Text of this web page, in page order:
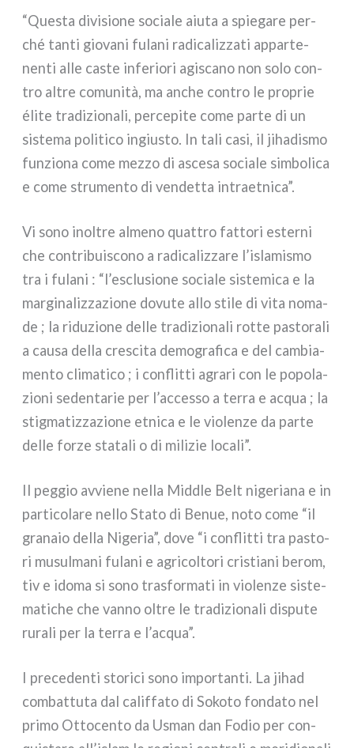
“Questa divi­sio­ne socia­le aiu­ta a spie­ga­re per­
ché tan­ti gio­va­ni fula­ni radi­ca­liz­za­ti appar­te­
nen­ti alle caste infe­rio­ri agi­sca­no non solo con­
tro altre comu­ni­tà, ma anche con­tro le pro­prie
éli­te tra­di­zio­na­li, per­ce­pi­te come par­te di un
siste­ma poli­ti­co ingiu­sto. In tali casi, il jiha­di­smo
fun­zio­na come mez­zo di asce­sa socia­le sim­bo­li­ca
e come stru­men­to di ven­det­ta intraet­ni­ca”.
Vi sono inol­tre alme­no quat­tro fat­to­ri ester­ni
che con­tri­bui­sco­no a radi­ca­liz­za­re l’islamismo
tra i fula­ni : “l’esclusione socia­le siste­mi­ca e la
mar­gi­na­liz­za­zio­ne dovu­te allo sti­le di vita noma­
de ; la ridu­zio­ne del­le tra­di­zio­na­li rot­te pasto­ra­li
a cau­sa del­la cre­sci­ta demo­gra­fi­ca e del cam­bia­
men­to cli­ma­ti­co ; i con­flit­ti agra­ri con le popo­la­
zio­ni seden­ta­rie per l’accesso a ter­ra e acqua ; la
stig­ma­tiz­za­zio­ne etni­ca e le vio­len­ze da par­te
del­le for­ze sta­ta­li o di mili­zie loca­li”.
Il peg­gio avvie­ne nel­la Middle Belt nige­ria­na e in
par­ti­co­la­re nel­lo Stato di Benue, noto come “il
gra­na­io del­la Nigeria”, dove “i con­flit­ti tra pasto­
ri musul­ma­ni fula­ni e agri­col­to­ri cri­stia­ni berom,
tiv e ido­ma si sono tra­sfor­ma­ti in vio­len­ze siste­
ma­ti­che che van­no oltre le tra­di­zio­na­li dispu­te
rura­li per la ter­ra e l’acqua”.
I pre­ce­den­ti sto­ri­ci sono impor­tan­ti. La jihad
com­bat­tu­ta dal calif­fa­to di Sokoto fon­da­to nel
pri­mo Ottocento da Usman dan Fodio per con­